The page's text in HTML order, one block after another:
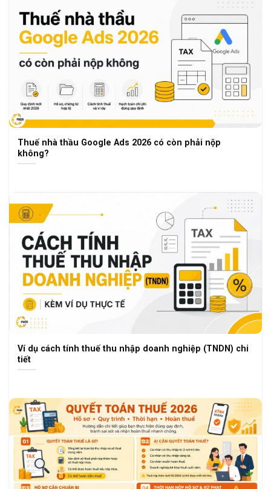
Thuế nhà thầu Google Ads 2026 có còn phải nộp
không?
Ví dụ cách tính thuế thu nhập doanh nghiệp (TNDN) chi
tiết